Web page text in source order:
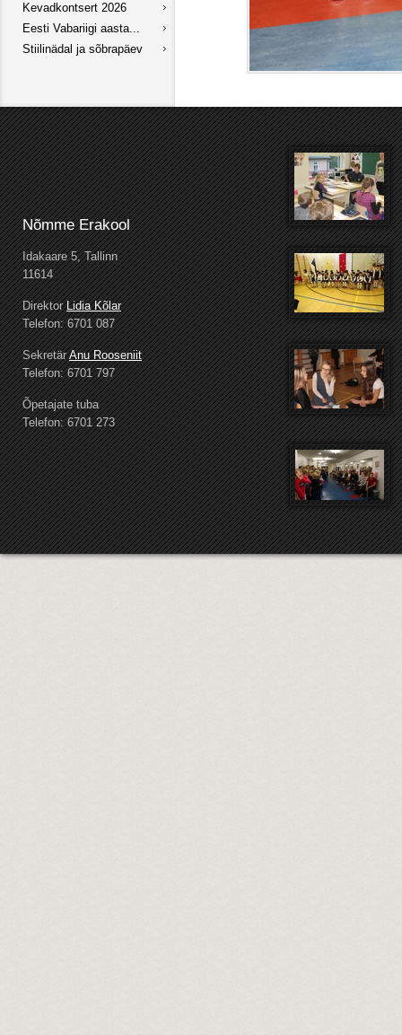
Kevadkontsert 2026
Eesti Vabariigi aasta...
Stiilinädal ja sõbrapäev
Nõmme Erakool
Idakaare 5, Tallinn
11614
DirektorLidia Kõlar
Telefon: 6701 087
SekretärAnu Rooseniit
Telefon: 6701 797
Õpetajate tuba
Telefon: 6701 273